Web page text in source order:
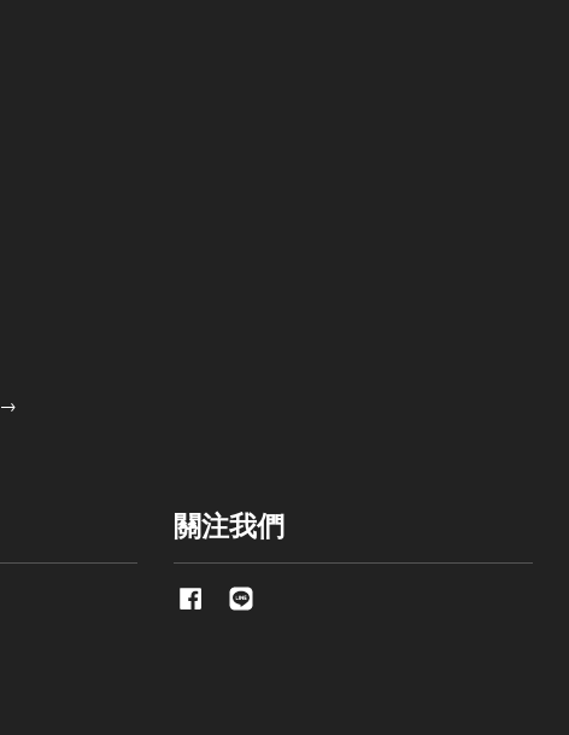
→
關注我們
Facebook